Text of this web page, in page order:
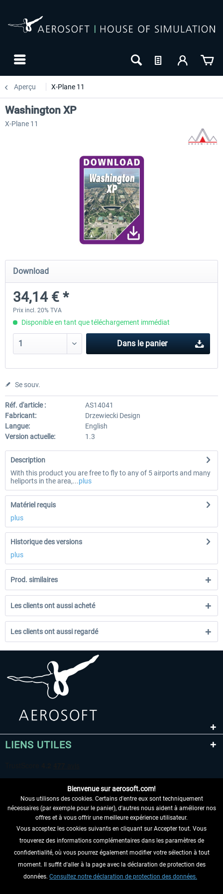
Aperçu X-Plane 11
Traffic Global for X-Plane 12/11
(Windows)
44,95 € *
Airport Stuttgart XP
Washington XP
X-Plane 11
Download
34,14 € *
Prix incl. 20% TVA
Disponible en tant que téléchargement immédiat
Dans le panier
Se souv.
Réf. d'article :
AS14041
Fabricant:
Drzewiecki Design
Langue:
English
Version actuelle:
1.3
Description
With this product you are free to fly to any of 5 airports and many
heliports in the area,...plus
Matériel requis
plus
Historique des versions
plus
Prod. similaires
Les clients ont aussi acheté
Les clients ont aussi regardé
LIENS UTILES
RENONCER AU CONTRAT ICI
INFORMATIONS
NE MANQUEZ PAS LES DERNIÈRES
Bienvenue sur aerosoft.com!
Nous utilisons des cookies. Certains d'entre eux sont techniquement
nécessaires (par exemple pour le panier), d'autres nous aident à améliorer nos
offres et à vous offrir une meilleure expérience utilisateur.
Vous acceptez les cookies suivants en cliquant sur Accepter tout. Vous
trouverez des informations complémentaires dans les paramètres de
confidentialité, où vous pourrez également modifier votre sélection à tout
moment. Il suffit d'aller à la page avec la déclaration de protection des
données. Consultez notre déclaration de protection des données.